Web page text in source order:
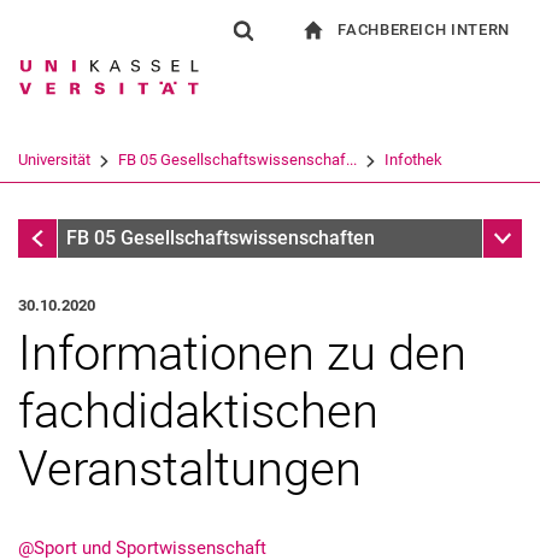
Springe direkt zu: Inhalt
Springe direkt zu: Suche
Springe direkt zu:
Suchbegriff
Suchen (öffnet externen Link in einem
FACHBEREICH INTERN
Universität FB 05 Gesellschaftswissenschaf... Infothek
InfothekFB 05 Gesellschaftswissenschaften
30.10.2020
Informationen zu den
fachdidaktischen
Veranstaltungen
@Sport und Sportwissenschaft